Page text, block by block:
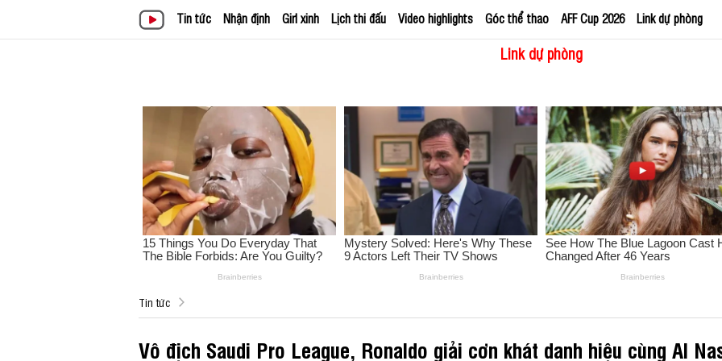
Tin tức Nhận định Girl xinh Lịch thi đấu Video highlights Góc thể thao AFF Cup 2026 Link dự phòng
Link dự phòng
Tin tức
Vô địch Saudi Pro League, Ronaldo giải cơn khát danh hiệu cùng Al